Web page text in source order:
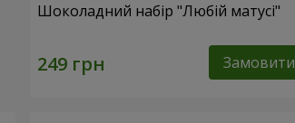
Шоколадний набір "Любій матусі"
Замовити